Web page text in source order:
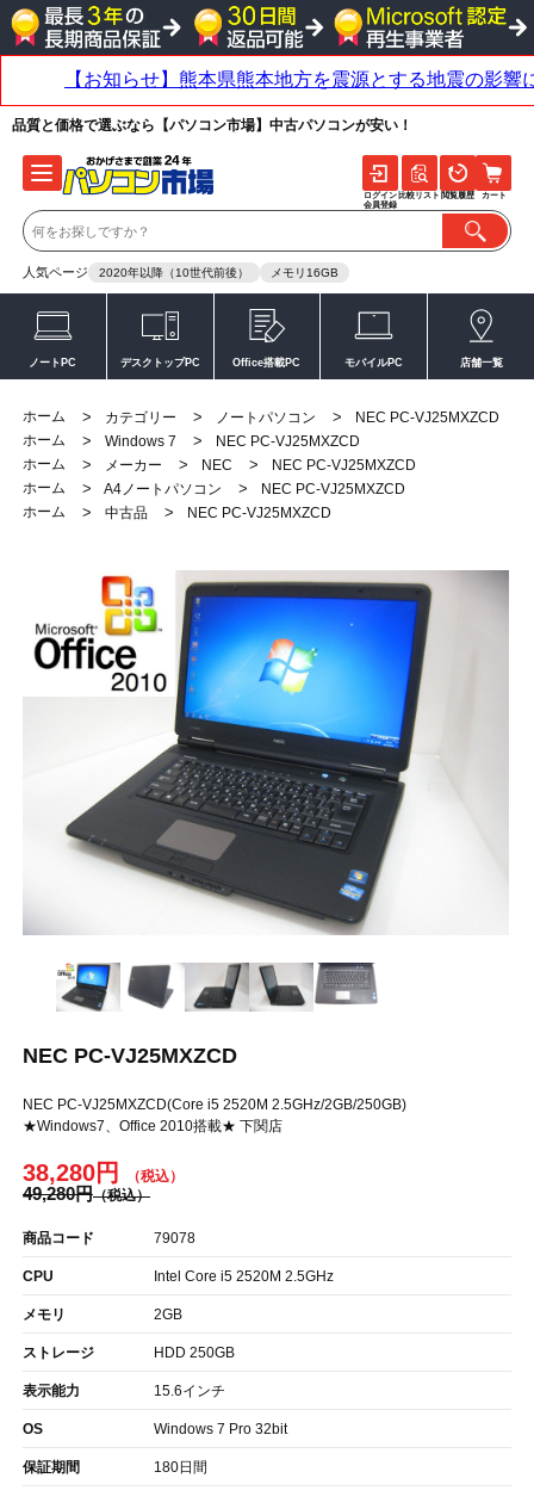
品質と価格で選ぶなら【パソコン市場】中古パソコンが安い！
人気ページ 2020年以降（10世代前後） メモリ16GB
ログイン
会員登録
比較リスト 閲覧履歴 カート
ノートPC デスクトップPC Office搭載PC モバイルPC 店舗一覧
ホーム > カテゴリー > ノートパソコン >
NEC PC-VJ25MXZCD
ホーム
> Windows 7 >
NEC PC-VJ25MXZCD
ホーム
> メーカー > NEC >
NEC PC-VJ25MXZCD
ホーム
> A4ノートパソコン >
NEC PC-VJ25MXZCD
ホーム
> 中古品 > NEC PC-VJ25MXZCD
NEC PC-VJ25MXZCD
NEC PC-VJ25MXZCD(Core i5 2520M 2.5GHz/2GB/250GB)
★Windows7、Office 2010搭載★ 下関店
38,280円
49,280円
商品コード 79078
CPU Intel Core i5 2520M 2.5GHz
メモリ 2GB
ストレージ HDD 250GB
表示能力 15.6インチ
OS Windows 7 Pro 32bit
保証期間 180日間